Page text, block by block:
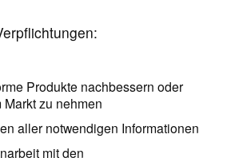
Produkte nachbessern oder
zu nehmen
aller notwendigen Informationen
mit den